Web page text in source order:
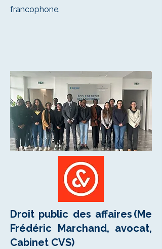
francophone.
Droit public des affaires (Me
Frédéric Marchand, avocat,
Cabinet CVS)